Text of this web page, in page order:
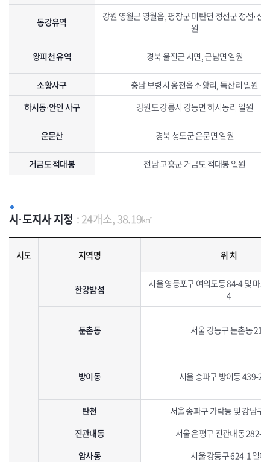
동강유역
강원 영월군 영월읍, 평창군 미탄면 정선군 정선·신
원
왕피천 유역 경북 울진군 서면, 근남면 일원
소황사구
충남 보령시 웅천읍 소황리, 독산리 일원
하시동·안인 사구
강원도 강릉시 강동면 하시동리 일원
운문산 경북 청도군 운문면 일원
거금도 적대봉 전남 고흥군 거금도 적대봉 일원
시·도지사 지정 : 24개소, 38.19㎢
시도 지역명 위 치
한강밤섬
서울 영등포구 여의도동 84-4 및 마
4
둔촌동 서울 강동구 둔촌동 211
방이동 서울 송파구 방이동 439-2
탄천
서울 송파구 가락동 및 강남구
진관내동
서울 은평구 진관내동 282-1
암사동
서울 강동구 624-1 일대